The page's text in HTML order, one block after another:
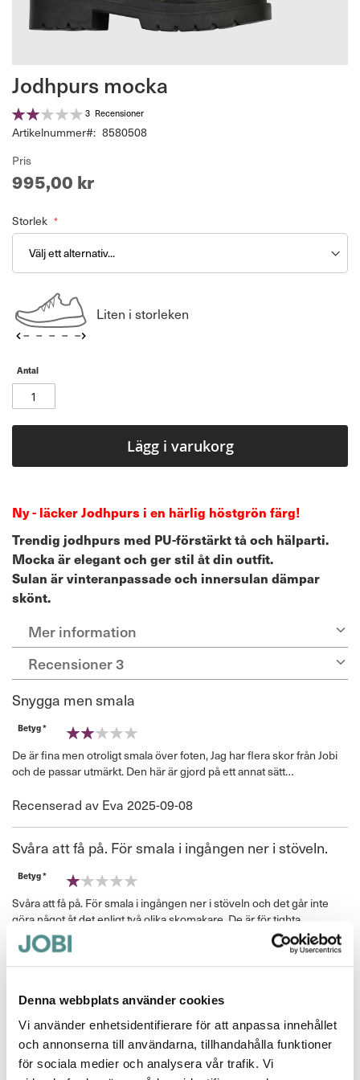
Denna webbplats använder cookies
Vi använder enhetsidentifierare för att anpassa innehållet
och annonserna till användarna, tillhandahålla funktioner
för sociala medier och analysera vår trafik. Vi
Jodhpurs mocka
Betyg:
40%
3 Recensioner
Artikelnummer
8580508
Pris
995,00 kr
Storlek
Liten i storleken
Antal
Lägg i varukorg
Ny - läcker Jodhpurs i en härlig höstgrön färg!
Trendig jodhpurs med PU-förstärkt tå och hälparti.
Mocka är elegant och ger stil åt din outfit.
Sulan är vinteranpassade och innersulan dämpar
skönt.
Mer information
Recensioner 3
Snygga men smala
Betyg *
De är fina men otroligt smala över foten, Jag har flera skor från Jobi
och de passar utmärkt. Den här är gjord på ett annat sätt…
Recenserad av Eva Publicerat
den
2025-09-08
Svåra att få på. För smala i ingången ner i stöveln.
Betyg *
Svåra att få på. För smala i ingången ner i stöveln och det går inte
göra något åt det enligt två olika skomakare. De är för tighta,
feldimensionerade.
Jag har varken tjocka vrister eller högt fotvalv utan smala fötter men
får inte på dem . Hoppas Jobi har ett råd om hur man kan göra. De är
Hej Tilly,
modellen är lite svårare att komma i eftersom den saknar dragkedja.
Om den skulle vara mer öppen skulle den inte sitta på foten utan att
till
början
av
bildgalleriet